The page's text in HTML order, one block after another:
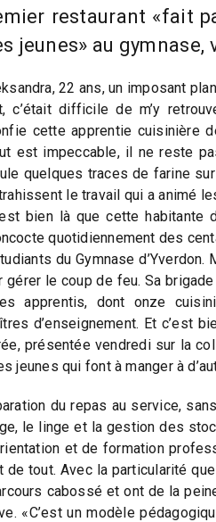
restaurant «fait
jeunes» au gymnase,
22 ans, un imposant
c’était difficile de m’y
cette apprentie cuisinière
est impeccable, il ne reste
quelques traces de farine
le travail qui a animé
bien là que cette habitante
quotidiennement des
du Gymnase d’Yverdon.
gérer le coup de feu. Sa
apprentis, dont onze
d’enseignement. Et c’est
présentée vendredi sur la
jeunes qui font à manger à
du repas au service,
le linge et la gestion des
et de formation
de tout. Avec la particularité
cabossé et ont de la
«C’est un modèle